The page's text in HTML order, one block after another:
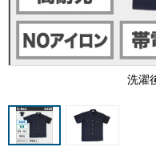
洗濯